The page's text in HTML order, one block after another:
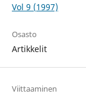
Vol 9 (1997)
Osasto
Artikkelit
Viittaaminen